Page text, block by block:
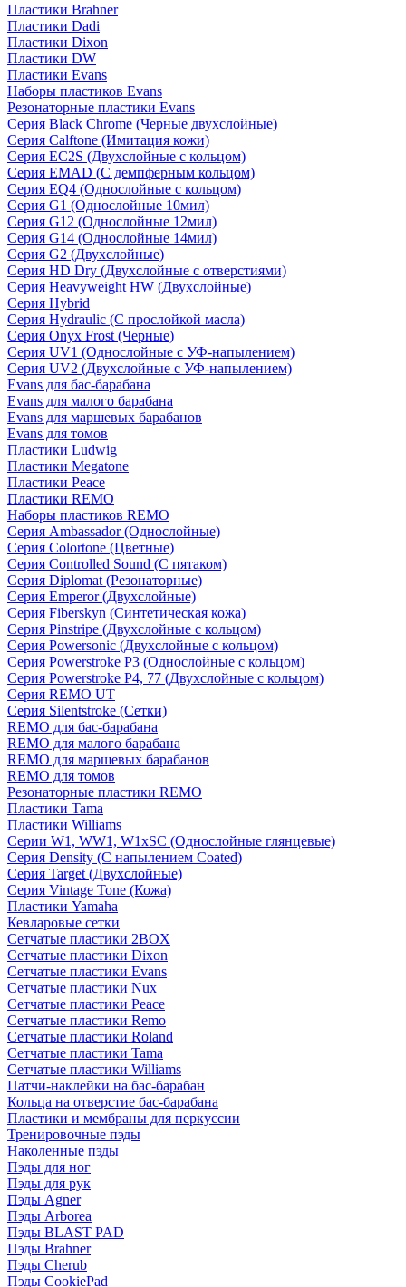
Пластики Brahner
Пластики Dadi
Пластики Dixon
Пластики DW
Пластики Evans
Наборы пластиков Evans
Резонаторные пластики Evans
Серия Black Chrome (Черные двухслойные)
Серия Calftone (Имитация кожи)
Серия EC2S (Двухслойные с кольцом)
Серия EMAD (С демпферным кольцом)
Серия EQ4 (Однослойные с кольцом)
Серия G1 (Однослойные 10мил)
Серия G12 (Однослойные 12мил)
Серия G14 (Однослойные 14мил)
Серия G2 (Двухслойные)
Серия HD Dry (Двухслойные с отверстиями)
Серия Heavyweight HW (Двухслойные)
Серия Hybrid
Серия Hydraulic (С прослойкой масла)
Серия Onyx Frost (Черные)
Серия UV1 (Однослойные с УФ-напылением)
Серия UV2 (Двухслойные с УФ-напылением)
Evans для бас-барабана
Evans для малого барабана
Evans для маршевых барабанов
Evans для томов
Пластики Ludwig
Пластики Megatone
Пластики Peace
Пластики REMO
Наборы пластиков REMO
Серия Ambassador (Однослойные)
Серия Colortone (Цветные)
Серия Controlled Sound (С пятаком)
Серия Diplomat (Резонаторные)
Серия Emperor (Двухслойные)
Серия Fiberskyn (Синтетическая кожа)
Серия Pinstripe (Двухслойные с кольцом)
Серия Powersonic (Двухслойные с кольцом)
Серия Powerstroke P3 (Однослойные с кольцом)
Серия Powerstroke P4, 77 (Двухслойные с кольцом)
Серия REMO UT
Серия Silentstroke (Сетки)
REMO для бас-барабана
REMO для малого барабана
REMO для маршевых барабанов
REMO для томов
Резонаторные пластики REMO
Пластики Tama
Пластики Williams
Серии W1, WW1, W1xSC (Однослойные глянцевые)
Серия Density (C напылением Coated)
Серия Target (Двухслойные)
Серия Vintage Tone (Кожа)
Пластики Yamaha
Кевларовые сетки
Сетчатые пластики 2BOX
Сетчатые пластики Dixon
Сетчатые пластики Evans
Сетчатые пластики Nux
Сетчатые пластики Peace
Сетчатые пластики Remo
Сетчатые пластики Roland
Сетчатые пластики Tama
Сетчатые пластики Williams
Патчи-наклейки на бас-барабан
Кольца на отверстие бас-барабана
Пластики и мембраны для перкуссии
Тренировочные пэды
Наколенные пэды
Пэды для ног
Пэды для рук
Пэды Agner
Пэды Arborea
Пэды BLAST PAD
Пэды Brahner
Пэды Cherub
Пэды CookiePad